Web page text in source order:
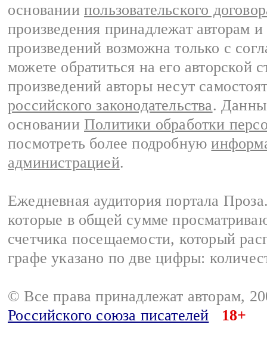
основании пользовательского
произведения принадлежат авторам
произведений возможна только с
можете обратиться на его авторской
произведений авторы несут
российского законодательства.
основании Политики обработки
посмотреть более подробную
администрацией.
Ежедневная аудитория портала
которые в общей сумме
счетчика посещаемости, который
графе указано по две цифры:
© Все права принадлежат авторам,
Российского союза писателей
18+